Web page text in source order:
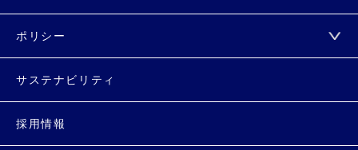
ポリシー
サステナビリティ
採用情報